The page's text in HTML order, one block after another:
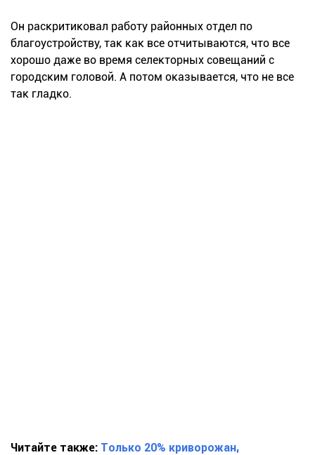
Он раскритиковал работу районных отдел по
благоустройству, так как все отчитываются, что все
хорошо даже во время селекторных совещаний с
городским головой. А потом оказывается, что не все
так гладко.
Читайте также: Только 20% криворожан,